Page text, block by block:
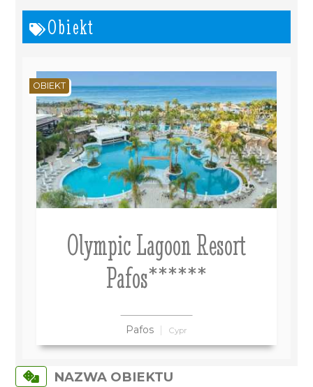
Obiekt
Olympic Lagoon Resort
Pafos******
Pafos Cypr
OBIEKT
NAZWA OBIEKTU